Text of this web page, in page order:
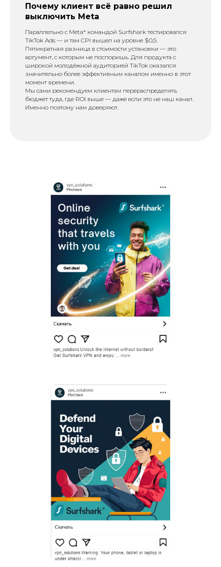
Почему клиент всё равно решил
выключить Meta
Параллельно с Meta* командой Surfshark тестировался
TikTok Ads — и там CPI вышел на уровне $0,5.
Пятикратная разница в стоимости установки — это
аргумент, с которым не поспоришь. Для продукта с
широкой молодёжной аудиторией TikTok оказался
значительно более эффективным каналом именно в этот
момент времени.
Мы сами рекомендуем клиентам перераспределять
бюджет туда, где ROI выше — даже если это не наш канал.
Именно поэтому нам доверяют.